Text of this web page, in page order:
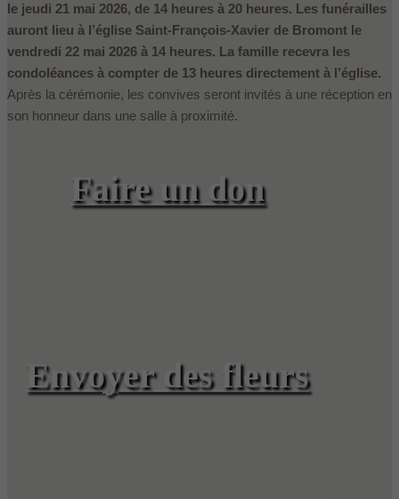
le jeudi 21 mai 2026, de 14 heures à 20 heures. Les funérailles
auront lieu à l’église Saint-François-Xavier de Bromont le
vendredi 22 mai 2026 à 14 heures. La famille recevra les
condoléances à compter de 13 heures directement à l’église.
Après la cérémonie, les convives seront invités à une réception en
son honneur dans une salle à proximité.
Faire un don
Envoyer des fleurs